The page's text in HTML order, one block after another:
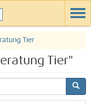
Tier
Tier"